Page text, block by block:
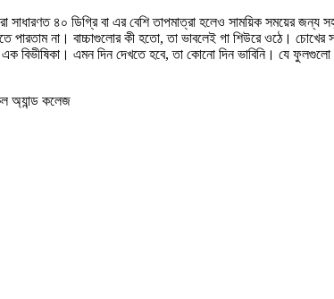
৪০ ডিগ্রি বা এর বেশি তাপমাত্রা হলেও সাময়িক সময়ের জন্য
না। বাচ্চাগুলোর কী হতো, তা ভাবলেই গা শিউরে ওঠে। চোখের
এমন দিন দেখতে হবে, তা কোনো দিন ভাবিনি। যে ফুলগুলো
অ্যান্ড কলেজ